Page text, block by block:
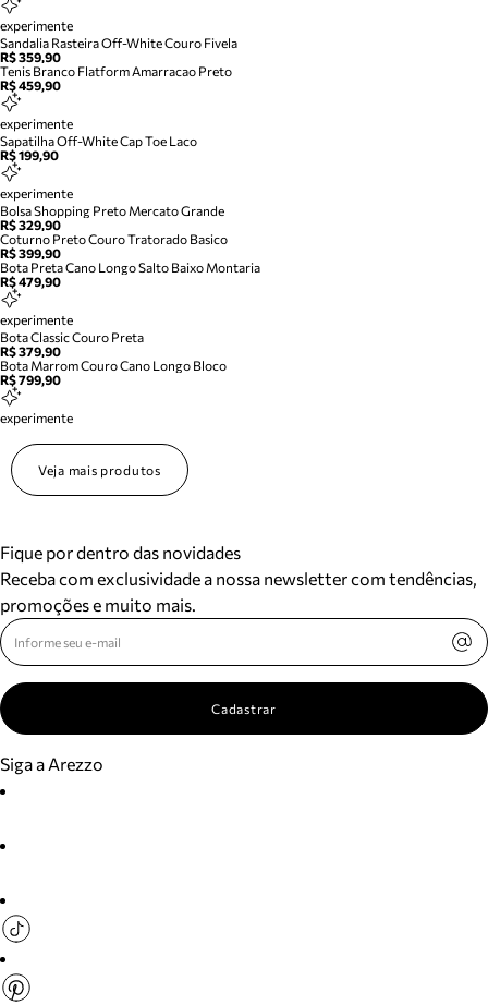
experimente
Sandalia Rasteira Off-White Couro Fivela
R$ 359,90
Tenis Branco Flatform Amarracao Preto
R$ 459,90
experimente
Sapatilha Off-White Cap Toe Laco
R$ 199,90
experimente
Bolsa Shopping Preto Mercato Grande
R$ 329,90
Coturno Preto Couro Tratorado Basico
R$ 399,90
Bota Preta Cano Longo Salto Baixo Montaria
R$ 479,90
experimente
Bota Classic Couro Preta
R$ 379,90
Bota Marrom Couro Cano Longo Bloco
R$ 799,90
experimente
Veja mais produtos
Fique por dentro das novidades
Receba com exclusividade a nossa newsletter com tendências,
promoções e muito mais.
Cadastrar
Siga a Arezzo